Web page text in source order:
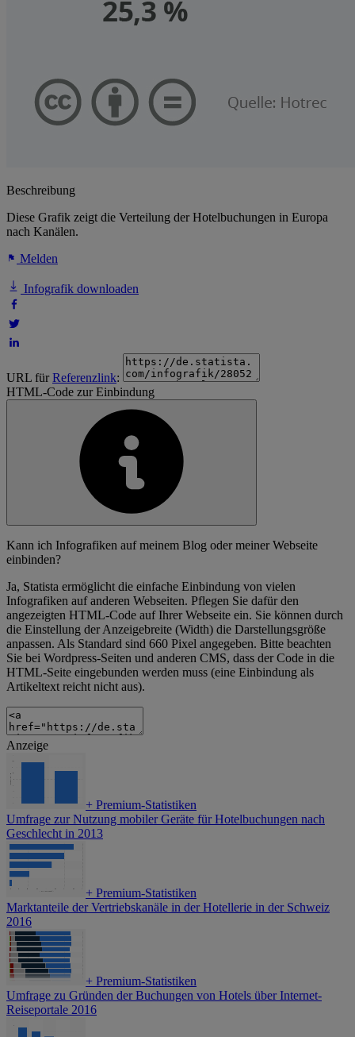
Beschreibung
Diese Grafik zeigt die Verteilung der Hotelbuchungen in Europa
nach Kanälen.
Melden
Infografik downloaden
URL fürReferenzlink:
HTML-Code zur Einbindung
Kann ich Infografiken auf meinem Blog oder meiner Webseite
einbinden?
Ja, Statista ermöglicht die einfache Einbindung von vielen
Infografiken auf anderen Webseiten. Pflegen Sie dafür den
angezeigten HTML-Code auf Ihrer Webseite ein. Sie können durch
die Einstellung der Anzeigebreite (Width) die Darstellungsgröße
anpassen. Als Standard sind 660 Pixel angegeben. Bitte beachten
Sie bei Wordpress-Seiten und anderen CMS, dass der Code in die
HTML-Seite eingebunden werden muss (eine Einbindung als
Artikeltext reicht nicht aus).
Anzeige
+ Premium-Statistiken
Umfrage zur Nutzung mobiler Geräte für Hotelbuchungen nach
Geschlecht in 2013
+ Premium-Statistiken
Marktanteile der Vertriebskanäle in der Hotellerie in der Schweiz
2016
+ Premium-Statistiken
Umfrage zu Gründen der Buchungen von Hotels über Internet-
Reiseportale 2016